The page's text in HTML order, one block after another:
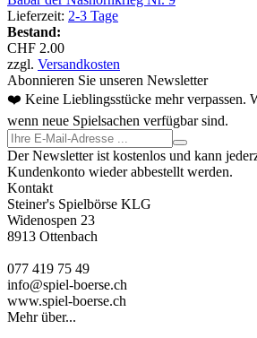
Lieferzeit: 2-3 Tage
Bestand:
CHF 2.00
zzgl. Versandkosten
Abonnieren Sie unseren Newsletter
❤️ Keine Lieblingsstücke mehr verpassen.
wenn neue Spielsachen verfügbar sind.
Der Newsletter ist kostenlos und kann
Kundenkonto wieder abbestellt werden.
Kontakt
Steiner's Spielbörse KLG
Widenospen 23
8913 Ottenbach
077 419 75 49
info@spiel-boerse.ch
www.spiel-boerse.ch
Mehr über...